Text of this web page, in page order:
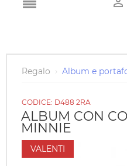
Regalo › Album e
CODICE: D488 2RA
ALBUM CON
MINNIE
VALENTI